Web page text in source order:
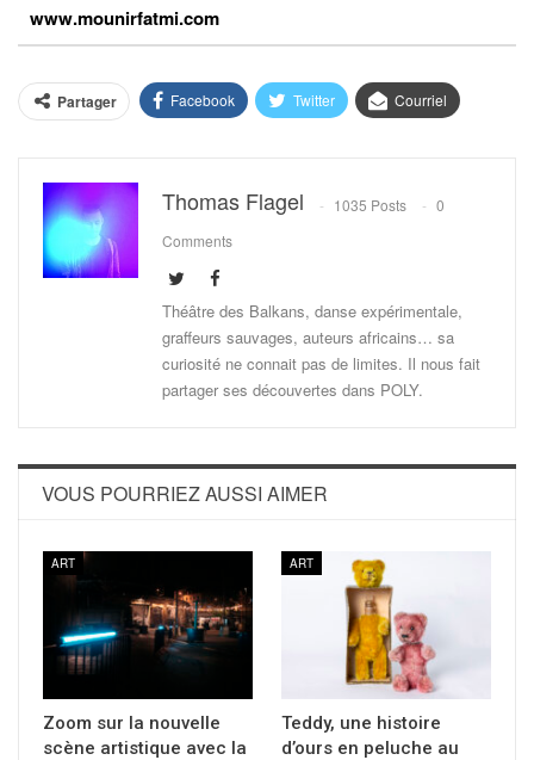
www.mounirfatmi.com
Partager Facebook Twitter Courriel
Thomas Flagel 1035 Posts
0
Comments
Théâtre des Balkans, danse expérimentale,
graffeurs sauvages, auteurs africains… sa
curiosité ne connait pas de limites. Il nous fait
partager ses découvertes dans POLY.
VOUS POURRIEZ AUSSI AIMER
ART
Zoom sur la nouvelle
scène artistique avec la
ART
Teddy, une histoire
d’ours en peluche au